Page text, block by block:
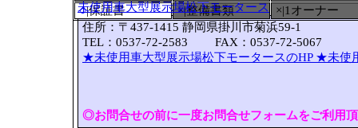
○|保証書 ×|整備書類 ×|1オーナー
未使用車大型展示場松下モータース
住所：〒437-1415 静岡県掛川市菊浜59-1
TEL：0537-72-2583 FAX：0537-72-5067
★未使用車大型展示場松下モータースのHP ★未使
◎お問合せの前に一度お問合せフォームをご利用